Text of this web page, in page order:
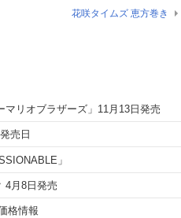
花咲タイムズ 恵方巻き
リオブラザーズ」11月13日発売
売日
」
4月8日発売
格情報